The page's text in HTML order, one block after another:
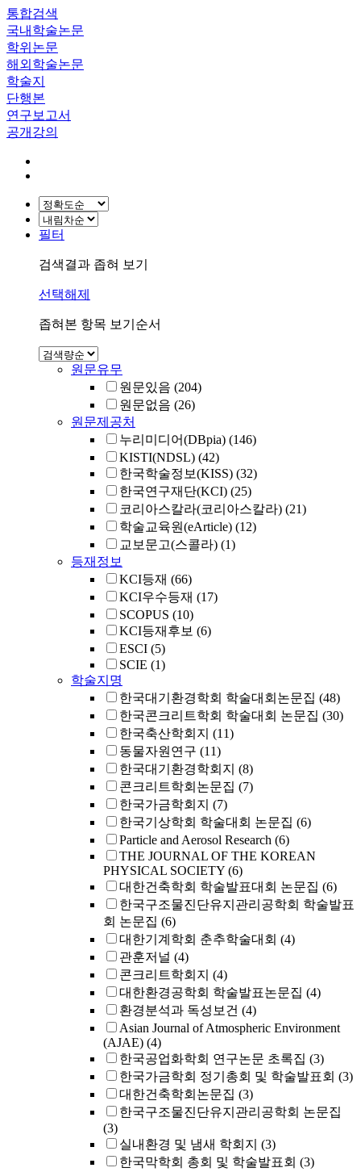
통합검색
국내학술논문
학위논문
해외학술논문
학술지
단행본
연구보고서
공개강의
필터
검색결과 좁혀 보기
선택해제
좁혀본 항목 보기순서
원문유무
원문있음 (204)
원문없음 (26)
원문제공처
누리미디어(DBpia) (146)
KISTI(NDSL) (42)
한국학술정보(KISS) (32)
한국연구재단(KCI) (25)
코리아스칼라(코리아스칼라) (21)
학술교육원(eArticle) (12)
교보문고(스콜라) (1)
등재정보
KCI등재 (66)
KCI우수등재 (17)
SCOPUS (10)
KCI등재후보 (6)
ESCI (5)
SCIE (1)
학술지명
한국대기환경학회 학술대회논문집 (48)
한국콘크리트학회 학술대회 논문집 (30)
한국축산학회지 (11)
동물자원연구 (11)
한국대기환경학회지 (8)
콘크리트학회논문집 (7)
한국가금학회지 (7)
한국기상학회 학술대회 논문집 (6)
Particle and Aerosol Research (6)
THE JOURNAL OF THE KOREAN
PHYSICAL SOCIETY (6)
대한건축학회 학술발표대회 논문집 (6)
한국구조물진단유지관리공학회 학술발표
회 논문집 (6)
대한기계학회 춘추학술대회 (4)
관훈저널 (4)
콘크리트학회지 (4)
대한환경공학회 학술발표논문집 (4)
환경분석과 독성보건 (4)
Asian Journal of Atmospheric Environment
(AJAE) (4)
한국공업화학회 연구논문 초록집 (3)
한국가금학회 정기총회 및 학술발표회 (3)
대한건축학회논문집 (3)
한국구조물진단유지관리공학회 논문집
(3)
실내환경 및 냄새 학회지 (3)
한국막학회 총회 및 학술발표회 (3)